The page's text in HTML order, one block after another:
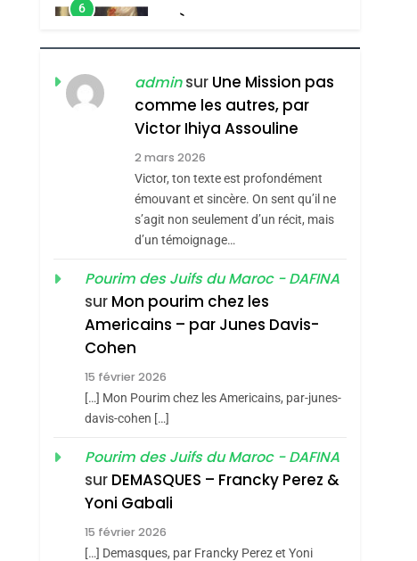
6
FIÈRE, DIGNE ET
RÉSILIENTE :
POURQUOI JE
REVENDIQUE MA
JUDAÏTE Par Thérèse
Zrihen-Dvir
ISRAÉL JUDAISME
CE QUI NOUS
MANQUE – Jacques
Hadida
JUDAISME
Maroc : Les Amandes
De Tafraout, Le Miel
De Tadla Azilal
Consacrés Produits
Du Terroir
DAFINA MAROC
Oeil Ravageur –
2
Dis Guerre»: La
Nouvelle Chanson De
Boy George
ISRAÉL JUDAISME
adminsur Une Mission pas
comme les autres, par
Victor Ihiya Assouline
2 mars 2026
Victor, ton texte est profondément
émouvant et sincère. On sent qu’il ne
s’agit non seulement d’un récit, mais
d’un témoignage…
Pourim des Juifs du Maroc - DAFINA
sur Mon pourim chez les
Americains – par Junes Davis-
Cohen
15 février 2026
[…] Mon Pourim chez les Americains, par-junes-
davis-cohen […]
Pourim des Juifs du Maroc - DAFINA
sur DEMASQUES – Francky Perez &
Yoni Gabali
15 février 2026
[…] Demasques, par Francky Perez et Yoni